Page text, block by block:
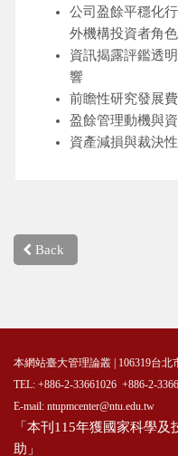
公司盈餘平穩化
外機構投資者角
資訊揭露評鑑透
響
前瞻性研究發展
盈餘管理動機與
資產減損與裁決
Back
本網站臺大管理論叢 | 106319台
TEL: +886-2-33661026 +886-2-
E-mail: ntupmcenter@ntu.edu.tw
「本刊115年獲國家科學
助」